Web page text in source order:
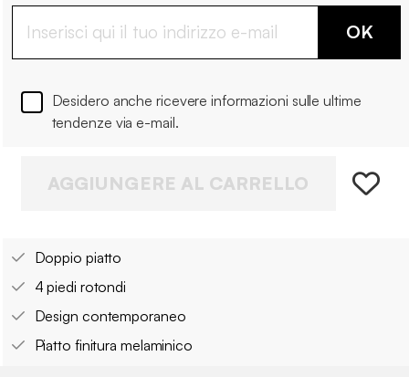
OK
Desidero anche ricevere informazioni sulle ultime
tendenze via e-mail.
AGGIUNGERE AL CARRELLO
Doppio piatto
4 piedi rotondi
Design contemporaneo
Piatto finitura melaminico